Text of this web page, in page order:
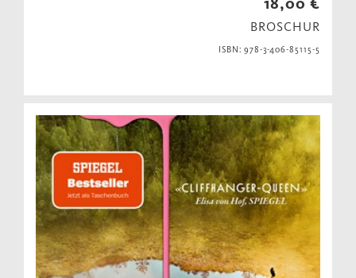
BROSCHUR
ISBN: 978-3-406-85115-5